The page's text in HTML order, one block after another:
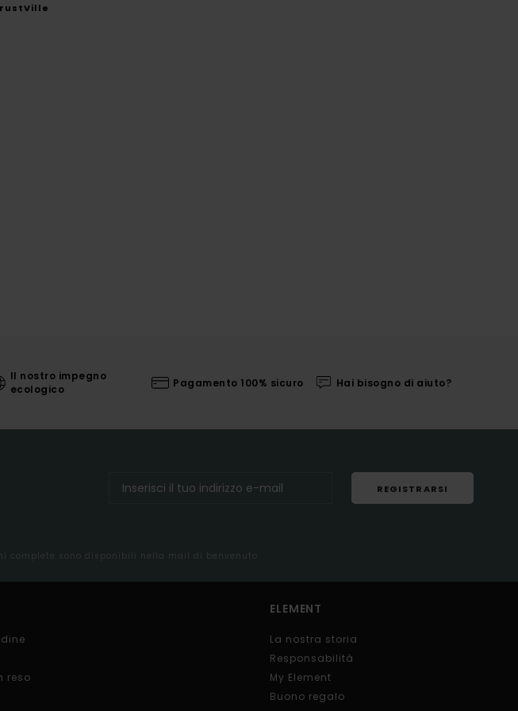
Il nostro impegno
ecologico
Pagamento 100% sicuro Hai bisogno di aiuto?
REGISTRARSI
complete sono disponibili nella mail di benvenuto
reso
ELEMENT
La nostra storia
Responsabilità
My Element
Buono regalo